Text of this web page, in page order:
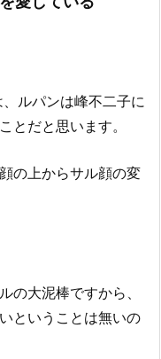
ルパンは峰不二子に
とだと思います。
の上からサル顔の変
の大泥棒ですから、
ということは無いの